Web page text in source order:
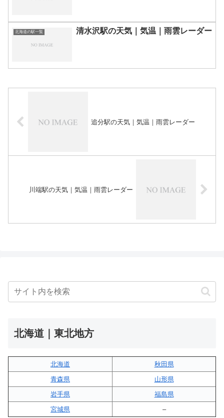
北海道の駅一覧 清水沢駅の天気｜気温｜雨雲レーダー
追分駅の天気｜気温｜雨雲レーダー
川端駅の天気｜気温｜雨雲レーダー
北海道｜東北地方
北海道
秋田県
青森県
山形県
岩手県
福島県
宮城県
–